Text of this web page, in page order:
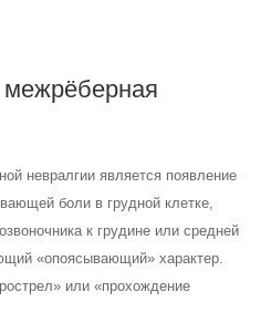
межрёберная
невралгии является появление
боли в грудной клетке,
к грудине или средней
«опоясывающий» характер.
или «прохождение